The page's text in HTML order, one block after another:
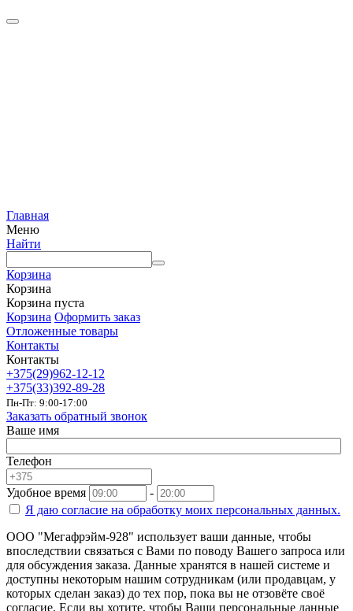
Главная
Меню
Найти
Корзина
Корзина
Корзина пуста
Корзина Оформить заказ
Отложенные товары
Контакты
Контакты
+375(29)962-12-12
+375(33)392-89-28
Пн-Пт: 9:00-17:00
Заказать обратный звонок
Ваше имя
Телефон
Удобное время
-
Я даю согласие на обработку моих персональных данных.
ООО "Мегафрэйм-928" использует ваши данные, чтобы
впоследствии связаться с Вами по поводу Вашего запроса или
для обсуждения заказа. Данные хранятся в нашей системе и
доступны некоторым нашим сотрудникам (или продавцам, у
которых сделан заказ) до тех пор, пока вы не отзовёте своё
согласие. Если вы хотите, чтобы Ваши персональные данные